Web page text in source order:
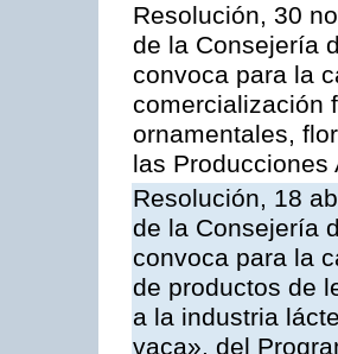
Resolución, 30
de la Consejería
convoca para la
comercialización
ornamentales,
las Producciones
Resolución, 18
de la Consejería
convoca para la
de productos de
a la industria
vaca», del